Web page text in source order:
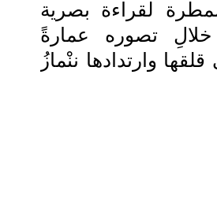
لقراءة بصرية
تصوره عمارةً
وارتدادها ننْمازُ